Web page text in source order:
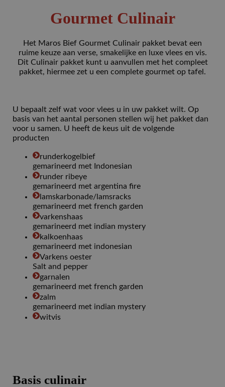
Gourmet Culinair
Het Maros Bief Gourmet Culinair pakket bevat een
ruime keuze aan verse, smakelijke en luxe vlees en vis.
Dit Culinair pakket kunt u aanvullen met het compleet
pakket, hiermee zet u een complete gourmet op tafel.
U bepaalt zelf wat voor vlees u in uw pakket wilt. Op
basis van het aantal personen stellen wij het pakket dan
voor u samen. U heeft de keus uit de volgende
producten
runderkogelbief
gemarineerd met Indonesian
runder ribeye
gemarineerd met argentina fire
lamskarbonade/lamsracks
gemarineerd met french garden
varkenshaas
gemarineerd met indian mystery
kalkoenhaas
gemarineerd met indonesian
Varkens oester
Salt and pepper
garnalen
gemarineerd met french garden
zalm
gemarineerd met indian mystery
witvis
Basis culinair